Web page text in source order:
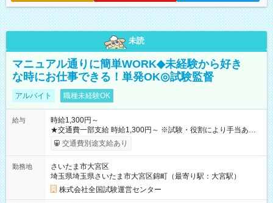
未読
マニュアル通りに簡単WORK◆未経験から好き
な時にお仕事できる！単発OK◎試験監督
アルバイト 職種未経験OK
給与
時給1,300円～
★交通費一部支給 時給1,300円～ ※試験・役割により手当あり
※勤務回数により昇給あり 【即給（前払い）オプションあ
り！】 希望される場合、勤務から1週間ほどで給与の一部を受け
例】 ・河合塾模擬試験 8:30～17:30（休憩1時間） 時給1,300円
×8時間＝日収10,400円＋交通費 ※当日の役割により時給＋100
円の場合あり ・国家試験 7:00～13:30（休憩なし） 時給1,300
円（役割手当＋100円）×6時間＝日収8,400円＋交通費 【試用期
交通費別途支給あり
勤務地
さいたま市大宮区
埼玉県埼玉県さいたま市大宮区錦町（最寄り駅：大宮駅）
株式会社全国試験運営センター